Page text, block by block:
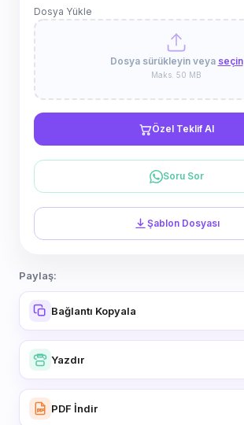
Dosya Yükle
Dosya sürükleyin veya seçin
Maks. 50 MB
Özel Teklif Al
Soru Sor
Şablon Dosyası
Paylaş:
Bağlantı Kopyala
Yazdır
PDF İndir